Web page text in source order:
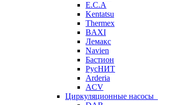
E.C.A
Kentatsu
Thermex
BAXI
Лемакс
Navien
Бастион
РусНИТ
Arderia
ACV
Циркуляционные насосы